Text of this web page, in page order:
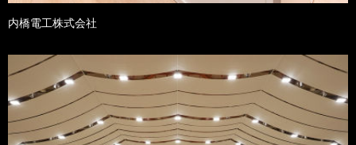
内橋電工株式会社